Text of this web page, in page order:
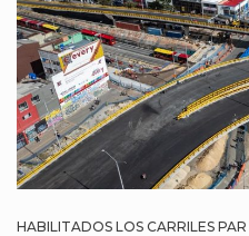
HABILITADOS LOS CARRILES PAR